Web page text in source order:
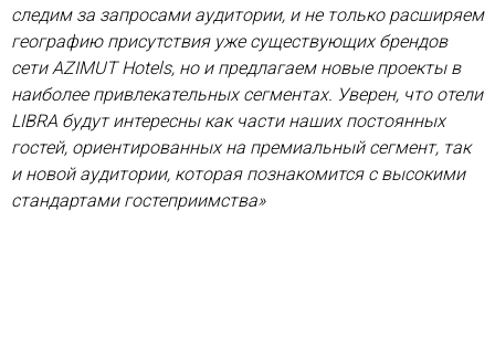
следим за запросами аудитории, и не только расширяем
географию присутствия уже существующих брендов
сети AZIMUT Hotels, но и предлагаем новые проекты в
наиболее привлекательных сегментах. Уверен, что отели
LIBRA будут интересны как части наших постоянных
гостей, ориентированных на премиальный сегмент, так
и новой аудитории, которая познакомится с высокими
стандартами гостеприимства»